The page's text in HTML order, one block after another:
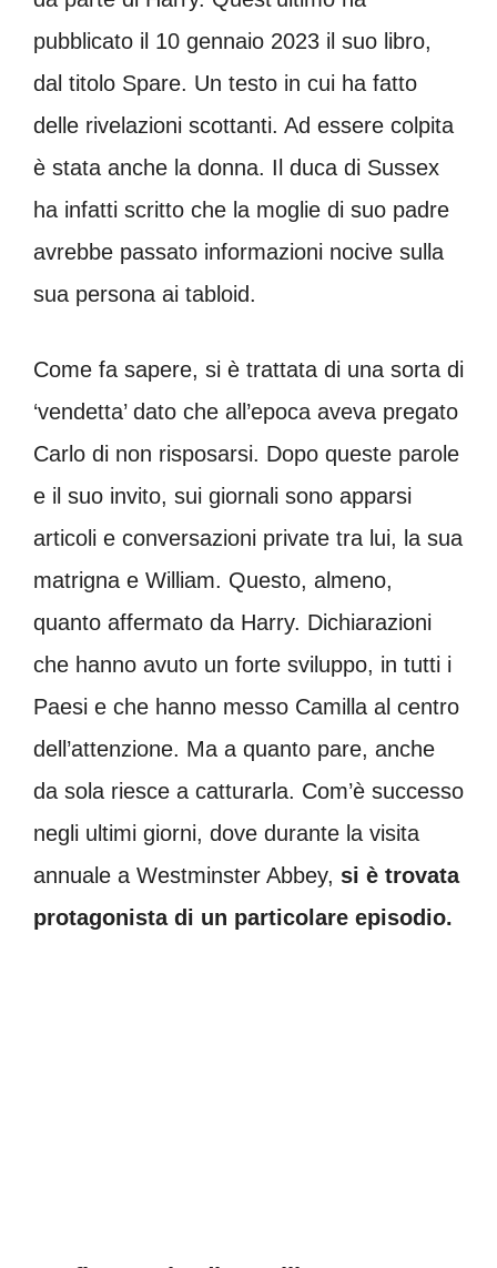
pubblicato il 10 gennaio 2023 il suo libro,
dal titolo Spare. Un testo in cui ha fatto
delle rivelazioni scottanti. Ad essere colpita
è stata anche la donna. Il duca di Sussex
ha infatti scritto che la moglie di suo padre
avrebbe passato informazioni nocive sulla
sua persona ai tabloid.
Come fa sapere, si è trattata di una sorta di
‘vendetta’ dato che all’epoca aveva pregato
Carlo di non risposarsi. Dopo queste parole
e il suo invito, sui giornali sono apparsi
articoli e conversazioni private tra lui, la sua
matrigna e William. Questo, almeno,
quanto affermato da Harry. Dichiarazioni
che hanno avuto un forte sviluppo, in tutti i
Paesi e che hanno messo Camilla al centro
dell’attenzione. Ma a quanto pare, anche
da sola riesce a catturarla. Com’è successo
negli ultimi giorni, dove durante la visita
annuale a Westminster Abbey, si è trovata
protagonista di un particolare episodio.